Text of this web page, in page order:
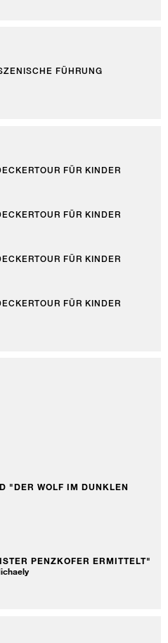
FÜHRUNG
FÜR KINDER
FÜR KINDER
FÜR KINDER
FÜR KINDER
"DER WOLF IM DUNKLEN
PENZKOFER ERMITTELT"